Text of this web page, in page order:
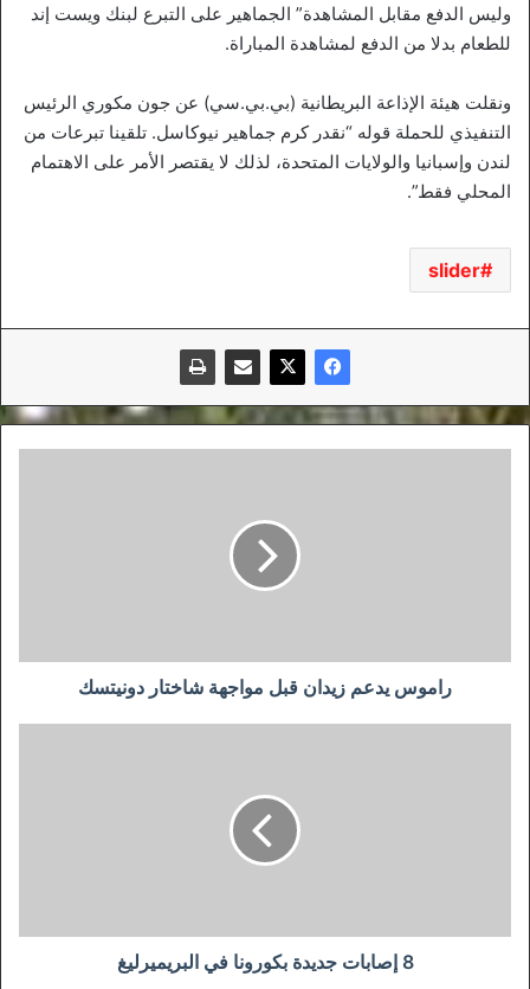
وليس الدفع مقابل المشاهدة” الجماهير على التبرع لبنك ويست إند
للطعام بدلا من الدفع لمشاهدة المباراة.
ونقلت هيئة الإذاعة البريطانية (بي.بي.سي) عن جون مكوري الرئيس
التنفيذي للحملة قوله “نقدر كرم جماهير نيوكاسل. تلقينا تبرعات من
لندن وإسبانيا والولايات المتحدة، لذلك لا يقتصر الأمر على الاهتمام
المحلي فقط”.
slider
راموس يدعم زيدان قبل مواجهة شاختار دونيتسك
8 إصابات جديدة بكورونا في البريميرليغ